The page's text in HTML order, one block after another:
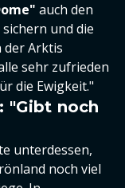
auch den
und die
der Arktis
sehr zufrieden
die Ewigkeit."
"Gibt noch
unterdessen,
noch viel